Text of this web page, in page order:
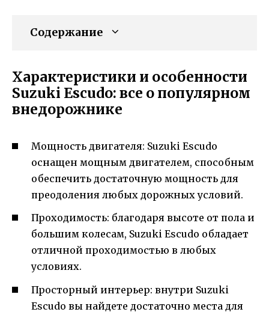
Содержание
Характеристики и особенности
Suzuki Escudo: все о популярном
внедорожнике
Мощность двигателя: Suzuki Escudo
оснащен мощным двигателем, способным
обеспечить достаточную мощность для
преодоления любых дорожных условий.
Проходимость: благодаря высоте от пола и
большим колесам, Suzuki Escudo обладает
отличной проходимостью в любых
условиях.
Просторный интерьер: внутри Suzuki
Escudo вы найдете достаточно места для